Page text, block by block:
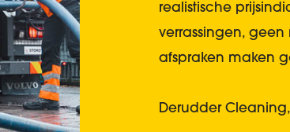
realistische
verrassingen,
afspraken maken
Derudder